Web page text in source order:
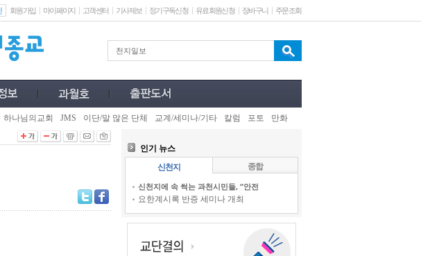
회원가입 마이페이지 고객센터 기사제보 정기구독신청 유료회원신청 장바구니 주문조회
하나님의교회 JMS 이단/말 많은 단체 교계/세미나/기타 칼럼 포토 만화
인기 뉴스
신천지
종합
신천지에 속 썩는 과천시민들, “안전
요한계시록 반증 세미나 개최